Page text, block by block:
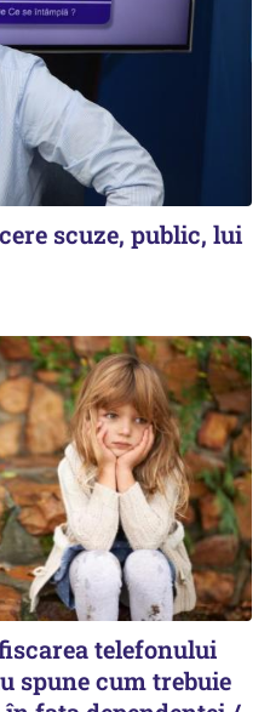
scuze, public, lui
telefonului
spune cum trebuie